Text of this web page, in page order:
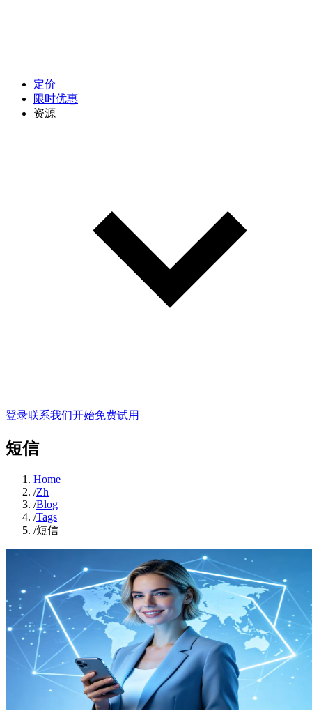
定价
限时优惠
资源
登录联系我们开始免费试用
短信
Home
/Zh
/Blog
/Tags
/短信